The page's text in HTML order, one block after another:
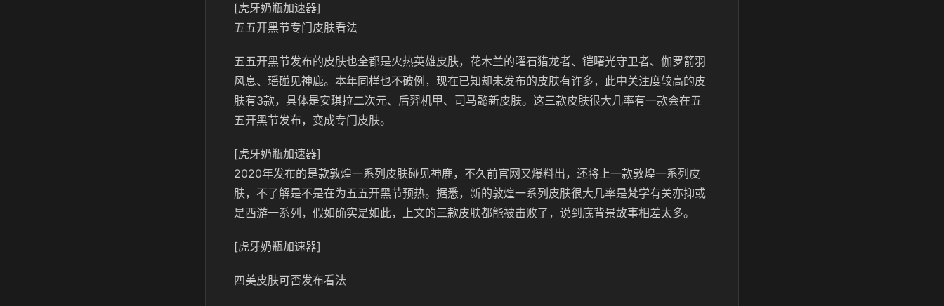
[虎牙奶瓶加速器]
五五开黑节专门皮肤看法
五五开黑节发布的皮肤也全都是火热英雄皮肤，花木兰的曜石猎龙者、铠曙光守卫者、伽罗箭羽
风息、瑶碰见神鹿。本年同样也不破例，现在已知却未发布的皮肤有许多，此中关注度较高的皮
肤有3款，具体是安琪拉二次元、后羿机甲、司马懿新皮肤。这三款皮肤很大几率有一款会在五
五开黑节发布，变成专门皮肤。
[虎牙奶瓶加速器]
2020年发布的是款敦煌一系列皮肤碰见神鹿，不久前官网又爆料出，还将上一款敦煌一系列皮
肤，不了解是不是在为五五开黑节预热。据悉，新的敦煌一系列皮肤很大几率是梵学有关亦抑或
是西游一系列，假如确实是如此，上文的三款皮肤都能被击败了，说到底背景故事相差太多。
[虎牙奶瓶加速器]
四美皮肤可否发布看法